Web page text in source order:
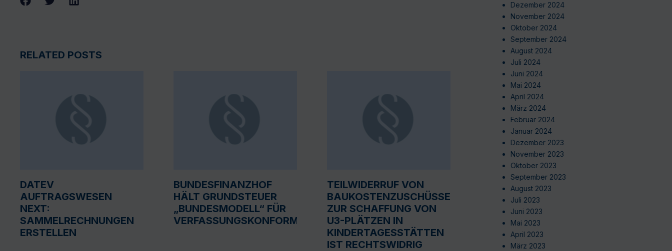
RELATED POSTS
DATEV
AUFTRAGSWESEN
NEXT:
SAMMELRECHNUNGEN
ERSTELLEN
BUNDESFINANZHOF
HÄLT GRUNDSTEUER
„BUNDESMODELL“ FÜR
VERFASSUNGSKONFORM
TEILWIDERRUF VON
BAUKOSTENZUSCHÜSSEN
ZUR SCHAFFUNG VON
U3-PLÄTZEN IN
KINDERTAGESSTÄTTEN
IST RECHTSWIDRIG
Dezember 2024
November 2024
Oktober 2024
September 2024
August 2024
Juli 2024
Juni 2024
Mai 2024
April 2024
März 2024
Februar 2024
Januar 2024
Dezember 2023
November 2023
Oktober 2023
September 2023
August 2023
Juli 2023
Juni 2023
Mai 2023
April 2023
März 2023